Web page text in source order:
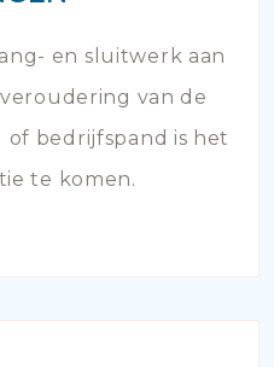
en sluitwerk aan
van de
bedrijfspand is het
te komen.